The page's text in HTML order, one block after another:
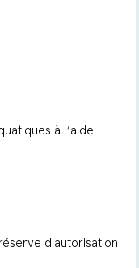
à l’aide
d'autorisation